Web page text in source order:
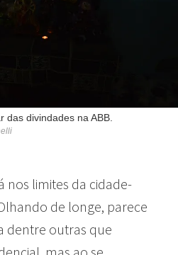
das divindades na ABB.
nos limites da cidade-
de longe, parece
dentre outras que